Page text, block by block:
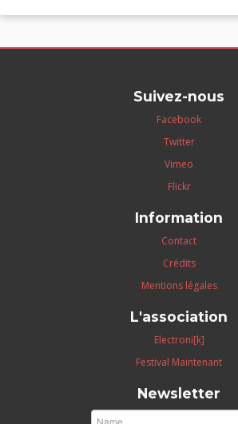
Suivez-nous
Facebook
Twitter
Vimeo
Flickr
Information
Contact
Crédits
Mentions légales
L'association
Electroni[k]
Festival Maintenant
Newsletter